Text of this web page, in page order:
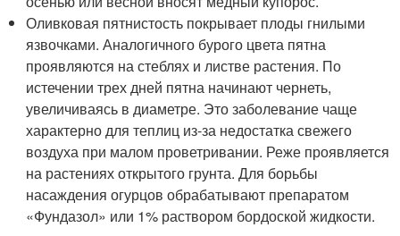
Оливковая пятнистость покрывает плоды гнилыми
язвочками. Аналогичного бурого цвета пятна
проявляются на стеблях и листве растения. По
истечении трех дней пятна начинают чернеть,
увеличиваясь в диаметре. Это заболевание чаще
характерно для теплиц из-за недостатка свежего
воздуха при малом проветривании. Реже проявляется
на растениях открытого грунта. Для борьбы
насаждения огурцов обрабатывают препаратом
«Фундазол» или 1% раствором бордоской жидкости.